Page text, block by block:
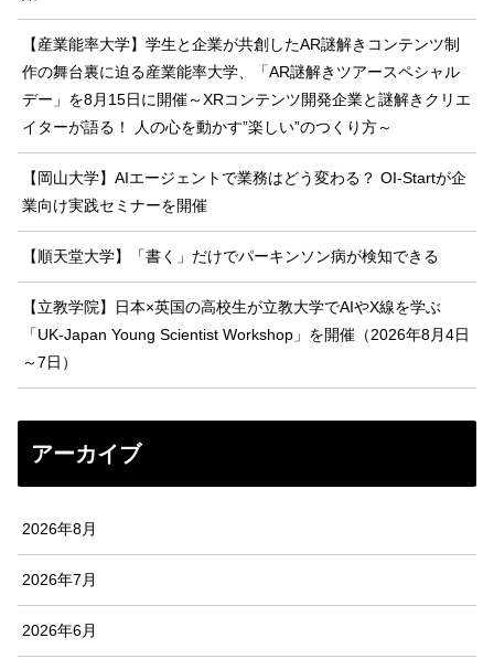
【産業能率大学】学生と企業が共創したAR謎解きコンテンツ制
作の舞台裏に迫る産業能率大学、「AR謎解きツアースペシャル
デー」を8月15日に開催～XRコンテンツ開発企業と謎解きクリエ
イターが語る！ 人の心を動かす”楽しい”のつくり方～
【岡山大学】AIエージェントで業務はどう変わる？ OI-Startが企
業向け実践セミナーを開催
【順天堂大学】「書く」だけでパーキンソン病が検知できる
【立教学院】日本×英国の高校生が立教大学でAIやX線を学ぶ
「UK-Japan Young Scientist Workshop」を開催（2026年8月4日
～7日）
アーカイブ
2026年8月
2026年7月
2026年6月